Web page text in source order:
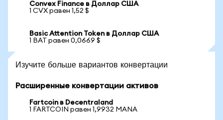
Convex Finance в Доллар США
1 CVX равен 1,52 $
Basic Attention Token в Доллар США
1 BAT равен 0,0669 $
Изучите больше вариантов конвертации
Расширенные конвертации активов
Fartcoin в Decentraland
1 FARTCOIN равен 1,9932 MANA